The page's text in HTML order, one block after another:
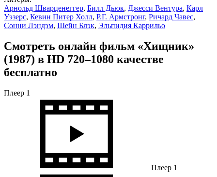
Арнольд Шварценеггер, Билл Дьюк, Джесси Вентура, Карл
Уэзерс, Кевин Питер Холл, Р.Г. Армстронг, Ричард Чавес,
Сонни Лэндэм, Шейн Блэк, Эльпидия Каррильо
Смотреть онлайн фильм «Хищник»
(1987) в HD 720–1080 качестве
бесплатно
Плеер 1
Плеер 1